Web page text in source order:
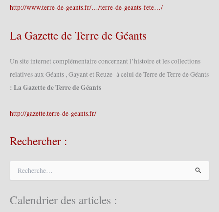
http://www.terre-de-geants.fr/…/terre-de-geants-fete…/
La Gazette de Terre de Géants
Un site internet complémentaire concernant l’histoire et les collections
relatives aux Géants , Gayant et Reuze à celui de Terre de Terre de Géants
: La Gazette de Terre de Géants
http://gazette.terre-de-geants.fr/
Rechercher :
e
Calendrier des articles :